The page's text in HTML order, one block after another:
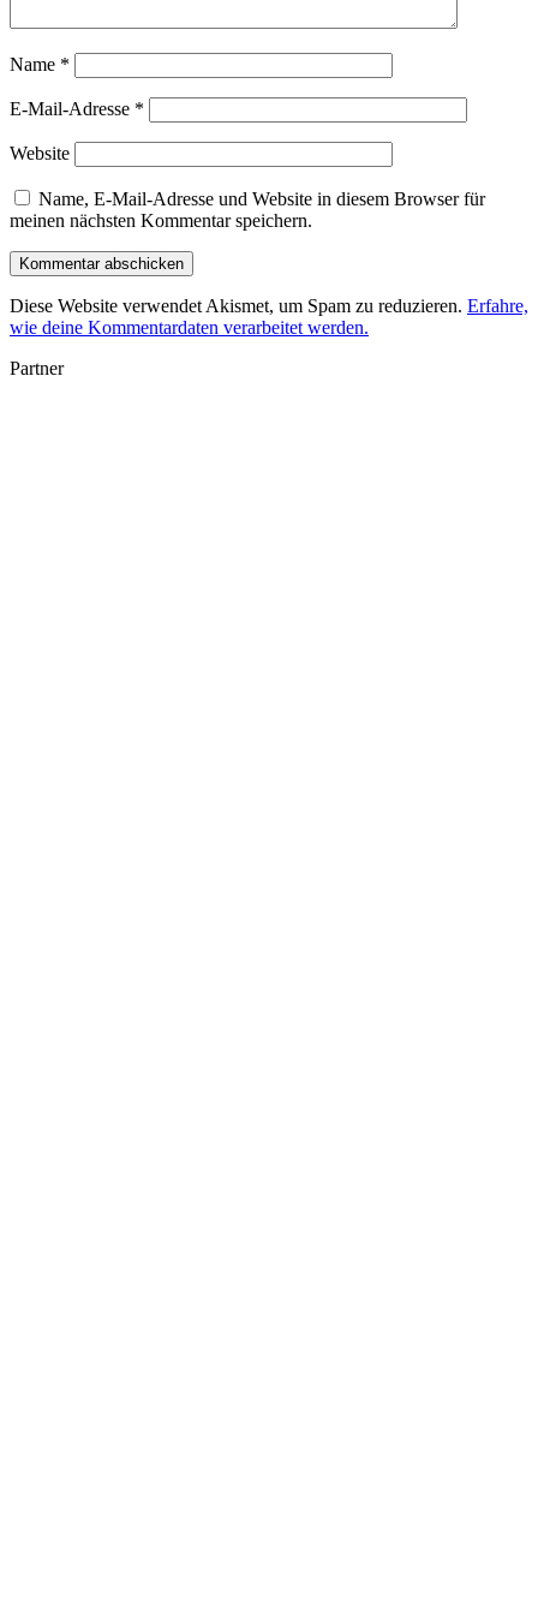
Name *
E-Mail-Adresse *
Website
Name, E-Mail-Adresse und Website in diesem Browser für
meinen nächsten Kommentar speichern.
Diese Website verwendet Akismet, um Spam zu reduzieren. Erfahre,
wie deine Kommentardaten verarbeitet werden.
Partner